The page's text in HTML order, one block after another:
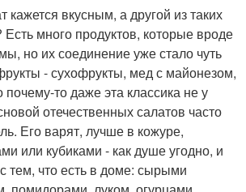
кажется вкусным, а другой из таких
Есть много продуктов, которые вроде
но их соединение уже стало чуть
- сухофрукты, мед с майонезом,
почему-то даже эта классика не у
отечественных салатов часто
Его варят, лучше в кожуре,
или кубиками - как душе угодно, и
тем, что есть в доме: сырыми